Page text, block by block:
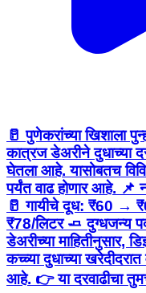
🥛 पुणेकरांच्या खिशाला
कात्रज डेअरीने दुधाच्या
घेतला आहे. यासोबतच
पर्यंत वाढ होणार आहे.
🥛 गायीचे दूध: ₹60 →
₹78/लिटर 🧈 दुग्धजन्य
डेअरीच्या माहितीनुसार,
कच्च्या दुधाच्या
आहे. 👉 या दरवाढीचा